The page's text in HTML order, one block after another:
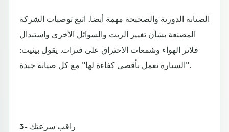
الصيانة الدورية والصحيحة مهمة أيضا. اتبع توصيات الشركة
المصنعة بشأن تغيير الزيت والسوائل الأخرى واستبدال
فلاتر الهواء وشمعات الاحتراق على فترات. يقول بينيت:
"السيارة تعمل بأقصى كفاءة لها" مع كل صيانة جيدة.
3- راقب سرعتك